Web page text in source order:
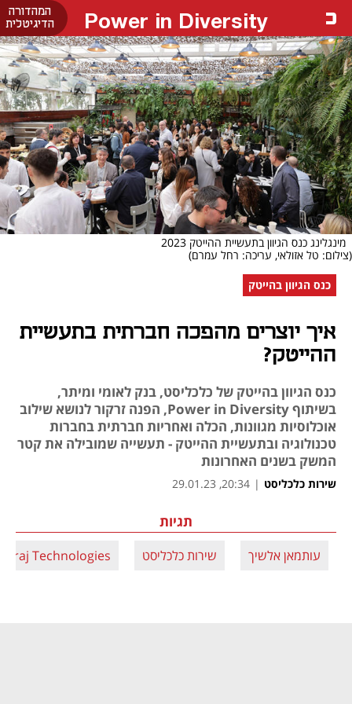
המהדורה
הדיגיטלית
Power in Diversity
מינגלינג כנס הגיוון בתעשיית ההייטק 2023
(צילום: טל אזולאי, עריכה: רחל עמרם)
כנס הגיוון בהייטק
איך יוצרים מהפכה חברתית בתעשיית
ההייטק?
כנס הגיוון בהייטק של כלכליסט, בנק לאומי ומיתר,
בשיתוף Power in Diversity, הפנה זרקור לנושא שילוב
אוכלוסיות מגוונות, הכלה ואחריות חברתית בחברות
טכנולוגיה ובתעשיית ההייטק - תעשייה שמובילה את קטר
המשק בשנים האחרונות
שירות כלכליסט |
20:34, 29.01.23
תגיות
עותמאן אלשיך שירות כלכליסט Siraj Technologies